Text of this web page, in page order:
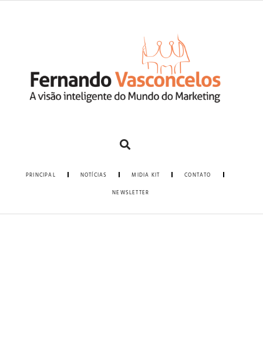
PRINCIPAL NOTÍCIAS MIDIA KIT CONTATO
NEWSLETTER